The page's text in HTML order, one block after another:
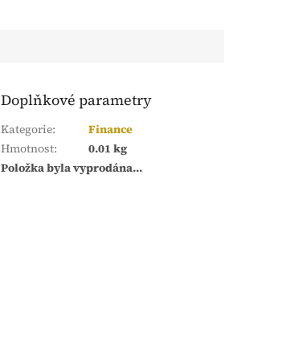
Doplňkové parametry
Kategorie:
Finance
Hmotnost:
0.01 kg
Položka byla vyprodána…